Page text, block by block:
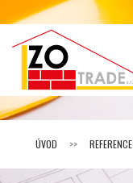
ÚVOD >> REFERENCE